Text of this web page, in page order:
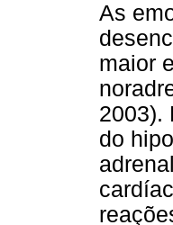
As
maior
2003).
do